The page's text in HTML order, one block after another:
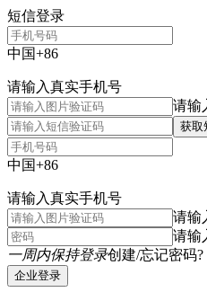
短信登录
中国+86
请输入真实手机号
请输
获取
中国+86
请输入真实手机号
请输
请输
一周内保持登录创建/忘记密码?
企业登录